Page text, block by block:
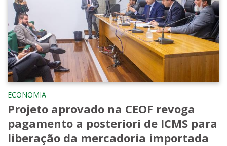
ECONOMIA
Projeto aprovado na CEOF revoga
pagamento a posteriori de ICMS para
liberação da mercadoria importada